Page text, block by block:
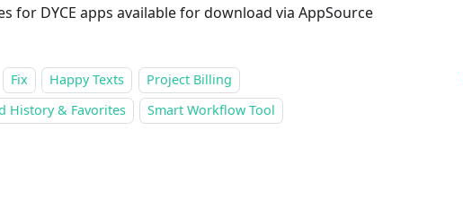
for DYCE apps available for download via AppSource
Fix Happy Texts
Project Billing
History & Favorites
Smart Workflow Tool